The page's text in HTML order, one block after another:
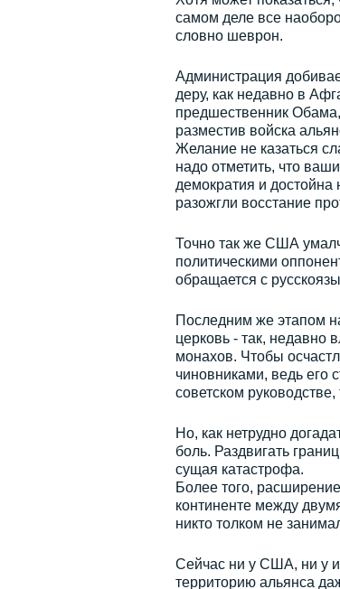
самом деле все
словно шеврон.
Администрация
деру, как недавно в
предшественник
разместив войска
Желание не казаться
надо отметить, что
демократия и
разожгли восстание
Точно так же США
политическими
обращается с
Последним же этапом
церковь - так, недавно
монахов. Чтобы
чиновниками, ведь его
советском
Но, как нетрудно
боль. Раздвигать
сущая катастрофа.
Более того, расширение
континенте между
никто толком не
Сейчас ни у США, ни у
территорию альянса